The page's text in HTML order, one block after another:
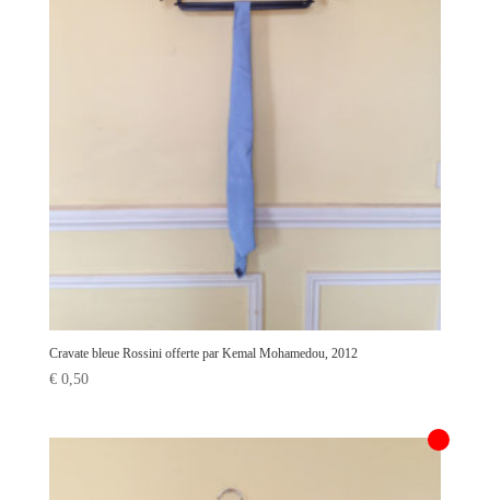
Cravate bleue Rossini offerte par Kemal Mohamedou, 2012
€0,50